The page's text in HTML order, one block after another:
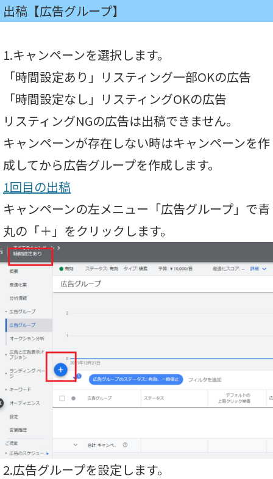
出稿【広告グループ】
1.キャンペーンを選択します。
「時間設定あり」リスティング一部OKの広告
「時間設定なし」リスティングOKの広告
リスティングNGの広告は出稿できません。
キャンペーンが存在しない時はキャンペーンを作
成してから広告グループを作成します。
1回目の出稿
キャンペーンの左メニュー「広告グループ」で青
丸の「＋」をクリックします。
2.広告グループを設定します。